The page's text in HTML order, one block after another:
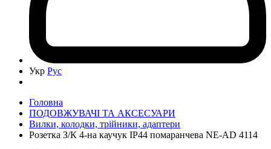
Укр Рус
Головна
ПОДОВЖУВАЧІ ТА АКСЕСУАРИ
Вилки, колодки, трійники, адаптери
Розетка З/К 4-на каучук IP44 помаранчева NE-AD 4114